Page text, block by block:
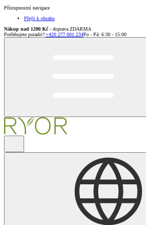
Přístupnostní navigace
Přejít k obsahu
Nákup nad 1200 Kč - doprava ZDARMA
Potřebujete poradit?:+420 277 001 234Po - Pá: 6:30 - 15:00